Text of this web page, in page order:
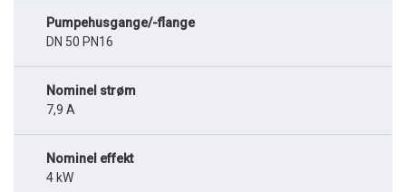
Pumpehusgange/-flange
DN 50 PN16
Nominel strøm
7,9 A
Nominel effekt
4 kW